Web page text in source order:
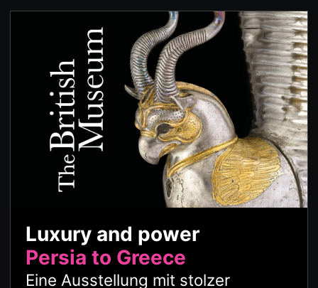
Luxury and power
Persia to Greece
Eine Ausstellung mit stolzer